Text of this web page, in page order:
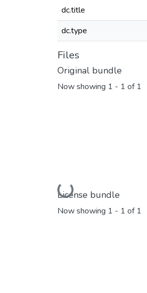
dc.title
dc.type
Files
Original bundle
Now showing 1 - 1 of 1
Loading...
License bundle
Now showing 1 - 1 of 1